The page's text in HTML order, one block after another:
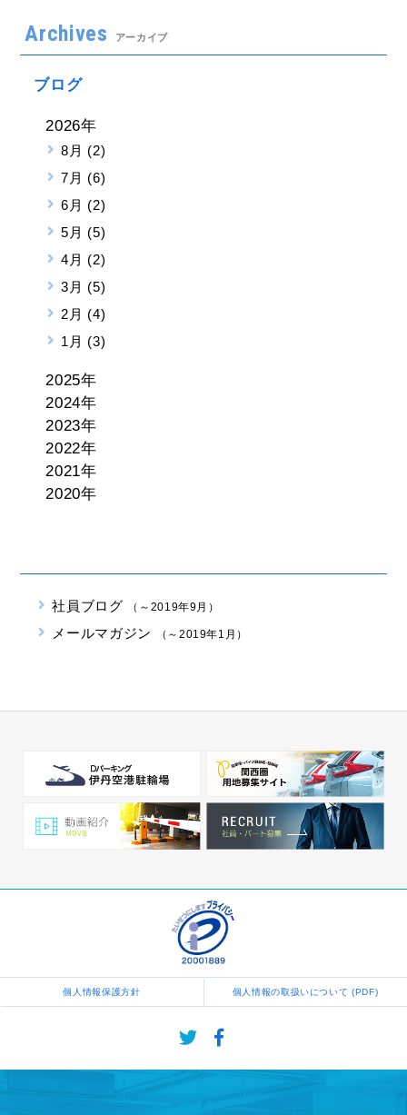
Archives アーカイブ
ブログ
2026年
8月 (2)
7月 (6)
6月 (2)
5月 (5)
4月 (2)
3月 (5)
2月 (4)
1月 (3)
2025年
2024年
2023年
2022年
2021年
2020年
社員ブログ （～2019年9月）
メールマガジン （～2019年1月）
個人情報保護方針 個人情報の取扱いについて (PDF)